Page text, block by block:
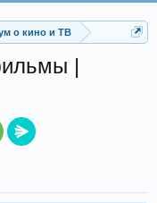
о кино и ТВ
|